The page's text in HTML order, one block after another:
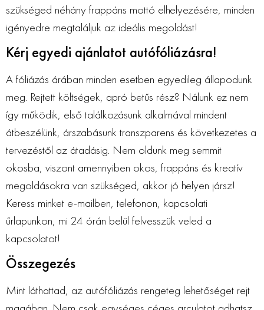
szükséged néhány frappáns mottó elhelyezésére, minden
igényedre megtaláljuk az ideális megoldást!
Kérj egyedi ajánlatot autófóliázásra!
A fóliázás árában minden esetben egyedileg állapodunk
meg. Rejtett költségek, apró betűs rész? Nálunk ez nem
így működik, első találkozásunk alkalmával mindent
átbeszélünk, árszabásunk transzparens és következetes a
tervezéstől az átadásig. Nem oldunk meg semmit
okosba, viszont amennyiben okos, frappáns és kreatív
megoldásokra van szükséged, akkor jó helyen jársz!
Keress minket e-mailben, telefonon, kapcsolati
űrlapunkon, mi 24 órán belül felvesszük veled a
kapcsolatot!
Összegezés
Mint láthattad, az autófóliázás rengeteg lehetőséget rejt